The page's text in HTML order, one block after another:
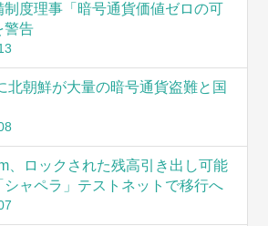
制度理事「暗号通貨価値ゼロの可
警告
北朝鮮が大量の暗号通貨盗難と国
、ロックされた残高引き出し可能
シャペラ」テストネットで移行へ